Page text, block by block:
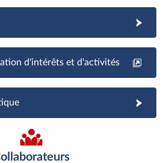
d'intérêts et d'activités